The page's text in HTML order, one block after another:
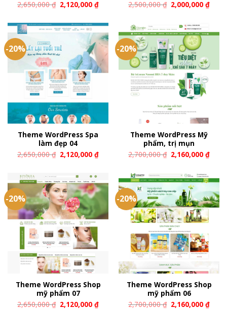
2,650,000₫ 2,120,000₫ 2,500,000₫ 2,000,000₫
-20%
Theme WordPress Spa
làm đẹp 04
2,650,000₫ 2,120,000₫
-20%
Theme WordPress Mỹ
phẩm, trị mụn
2,700,000₫ 2,160,000₫
-20%
Theme WordPress Shop
mỹ phẩm 07
2,650,000₫ 2,120,000₫
-20%
Theme WordPress Shop
mỹ phẩm 06
2,700,000₫ 2,160,000₫